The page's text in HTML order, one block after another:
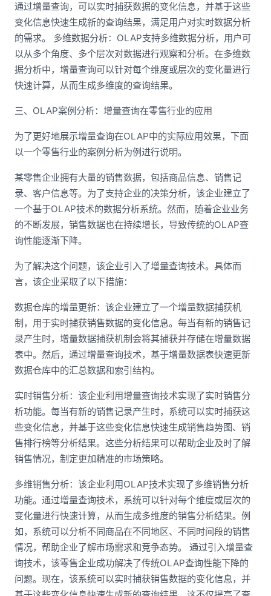
通过增量查询，可以实时捕获数据的变化信息，并基于这些
变化信息快速生成新的查询结果，满足用户对实时数据分析
的需求。 多维数据分析：OLAP支持多维数据分析，用户可
以从多个角度、多个层次对数据进行观察和分析。在多维数
据分析中，增量查询可以针对每个维度或层次的变化量进行
快速计算，从而生成多维度的查询结果。
三、OLAP案例分析：增量查询在零售行业的应用
为了更好地展示增量查询在OLAP中的实际应用效果，下面
以一个零售行业的案例分析为例进行说明。
某零售企业拥有大量的销售数据，包括商品信息、销售记
录、客户信息等。为了支持企业的决策分析，该企业建立了
一个基于OLAP技术的数据分析系统。然而，随着企业业务
的不断发展，销售数据也在持续增长，导致传统的OLAP查
询性能逐渐下降。
为了解决这个问题，该企业引入了增量查询技术。具体而
言，该企业采取了以下措施：
数据仓库的增量更新：该企业建立了一个增量数据捕获机
制，用于实时捕获销售数据的变化信息。每当有新的销售记
录产生时，增量数据捕获机制会将其捕获并存储在增量数据
表中。然后，通过增量查询技术，基于增量数据表快速更新
数据仓库中的汇总数据和索引结构。
实时销售分析：该企业利用增量查询技术实现了实时销售分
析功能。每当有新的销售记录产生时，系统可以实时捕获这
些变化信息，并基于这些变化信息快速生成销售趋势图、销
售排行榜等分析结果。这些分析结果可以帮助企业及时了解
销售情况，制定更加精准的市场策略。
多维销售分析：该企业利用OLAP技术实现了多维销售分析
功能。通过增量查询技术，系统可以针对每个维度或层次的
变化量进行快速计算，从而生成多维度的销售分析结果。例
如，系统可以分析不同商品在不同地区、不同时间段的销售
情况，帮助企业了解市场需求和竞争态势。 通过引入增量查
询技术，该零售企业成功解决了传统OLAP查询性能下降的
问题。现在，该系统可以实时捕获销售数据的变化信息，并